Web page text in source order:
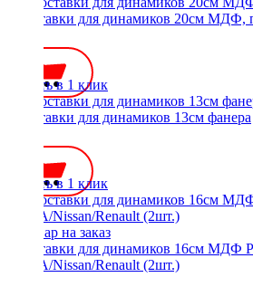
Проставки для динамиков 20см МДФ,
Купить в 1 клик
Проставки для динамиков 13см фанера
Купить в 1 клик
Проставки для динамиков 16см МДФ
LADA/Nissan/Renault (2шт.)